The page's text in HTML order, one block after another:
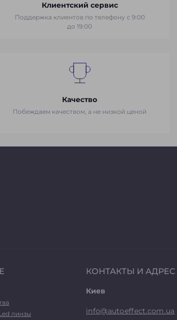
Клиентский сервис
Поддержка клиентов по телефону с 9:00
до 19:00
Качество
Побеждаем качеством, а не низкой ценой
линзы
КОНТАКТЫ И АДРЕС
Киев
info@autoeffect.com.ua